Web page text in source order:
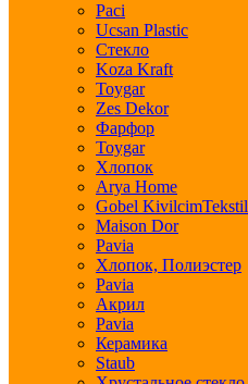
Paci
Ucsan Plastic
Стекло
Koza Kraft
Toygar
Zes Dekor
Фарфор
Toygar
Хлопок
Arya Home
Gobel KivilcimTekstil
Maison Dor
Pavia
Хлопок, Полиэстер
Pavia
Акрил
Pavia
Керамика
Staub